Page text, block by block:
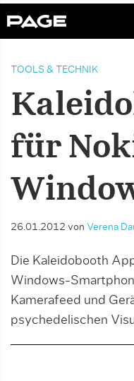
TOOLS & TECHNIK
für
26.01.2012 von Verena
Die Kaleidobooth
Windows-
Kamerafeed und
psychedelischen